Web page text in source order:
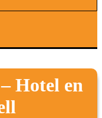
Hotel en